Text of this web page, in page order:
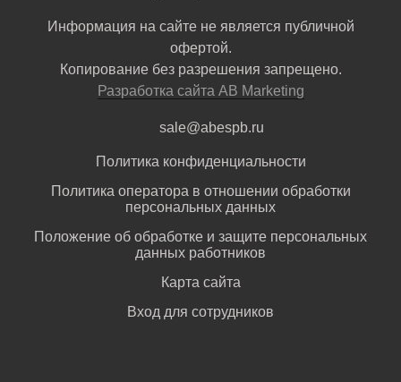
Информация на сайте не является публичной
офертой.
Копирование без разрешения запрещено.
Разработка сайта AB Marketing
sale@abespb.ru
Политика конфиденциальности
Политика оператора в отношении обработки
персональных данных
Положение об обработке и защите персональных
данных работников
Карта сайта
Вход для сотрудников